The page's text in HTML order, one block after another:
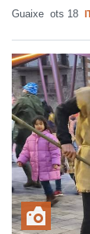
Guaixe ots 18